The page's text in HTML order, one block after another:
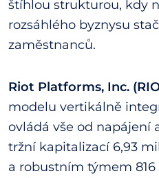
štíhlou strukturou, kdy
rozsáhlého byznysu
zaměstnanců.
Riot Platforms, Inc.
modelu vertikálně
ovládá vše od napájení
tržní kapitalizací 6,93
a robustním týmem